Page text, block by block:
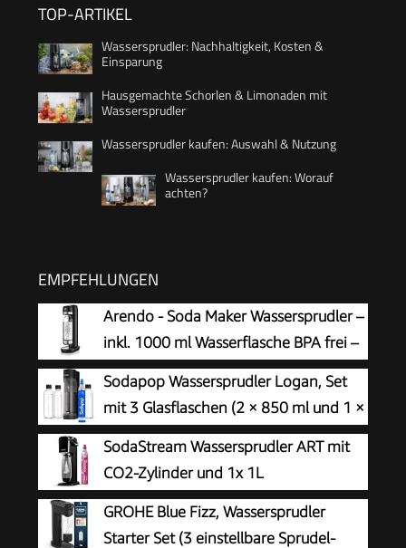
TOP-ARTIKEL
Wassersprudler: Nachhaltigkeit, Kosten &
Einsparung
Hausgemachte Schorlen & Limonaden mit
Wassersprudler
Wassersprudler kaufen: Auswahl & Nutzung
Wassersprudler kaufen: Worauf
achten?
EMPFEHLUNGEN
Arendo - Soda Maker Wassersprudler –
inkl. 1000 ml Wasserflasche BPA frei –
fein dosierbar – Soda Streamer
kompatibel mit 60 l CO2 Zylindern
Sodapop Wassersprudler Logan, Set
mit 3 Glasflaschen (2 × 850 ml und 1 ×
600 ml) und 1 CO₂-Zylinder, Matt
Schwarz, Höhe 42,6 cm
SodaStream Wassersprudler ART mit
CO2-Zylinder und 1x 1L
spülmaschinenfeste Kunststoff-
Flasche, Höhe 44cm, Schwarz, 44 cm
GROHE Blue Fizz, Wassersprudler
Starter Set (3 einstellbare Sprudel-